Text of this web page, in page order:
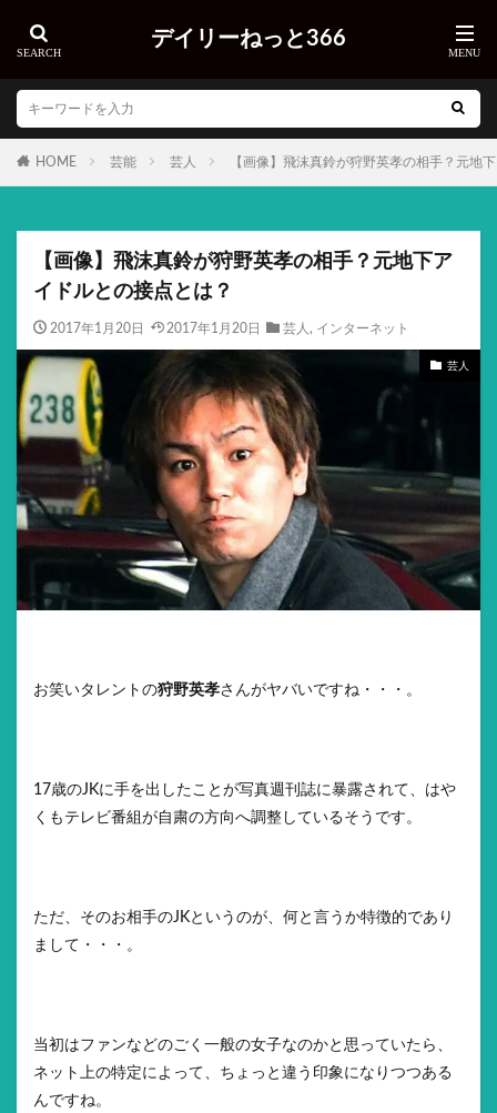
デイリーねっと366
HOME 芸能 芸人 【画像】飛沫真鈴が狩野英孝の相手？元地
【画像】飛沫真鈴が狩野英孝の相手？元地下ア
イドルとの接点とは？
2017年1月20日 2017年1月20日 芸人 , インターネット
芸人
お笑いタレントの狩野英孝さんがヤバいですね・・・。
17歳のJKに手を出したことが写真週刊誌に暴露されて、はや
くもテレビ番組が自粛の方向へ調整しているそうです。
ただ、そのお相手のJKというのが、何と言うか特徴的であり
まして・・・。
当初はファンなどのごく一般の女子なのかと思っていたら、
ネット上の特定によって、ちょっと違う印象になりつつある
んですね。